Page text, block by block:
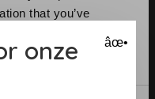
that you’ve
âœ•
onze